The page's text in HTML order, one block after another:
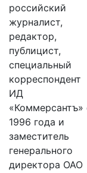
российский
журналист,
редактор,
публицист,
специальный
корреспондент
ИД
«Коммерсантъ»
1996 года и
заместитель
генерального
директора ОАО